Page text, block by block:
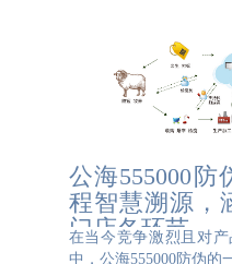
公海555000
程智慧溯源，
门店各环节
在当今竞争激烈且对
中，公海555000防伪的